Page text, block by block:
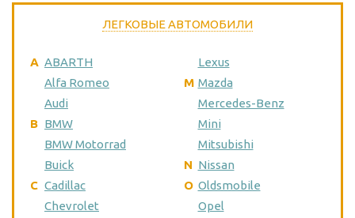
ЛЕГКОВЫЕ АВТОМОБИЛИ
A ABARTH
Alfa Romeo
Audi
B BMW
BMW Motorrad
Buick
C Cadillac
Chevrolet
Lexus
M Mazda
Mercedes-Benz
Mini
Mitsubishi
N Nissan
O Oldsmobile
Opel